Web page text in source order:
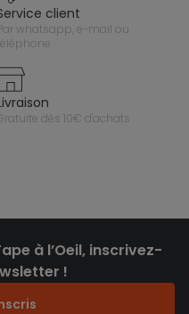
service client
mail ou
livraison
gratuite dès 10€ d'achats
à l’Oeil, inscrivez-
!